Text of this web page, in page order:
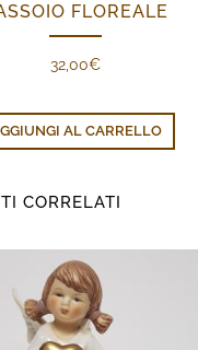
FLOREALE
32,00€
AL CARRELLO
CORRELATI